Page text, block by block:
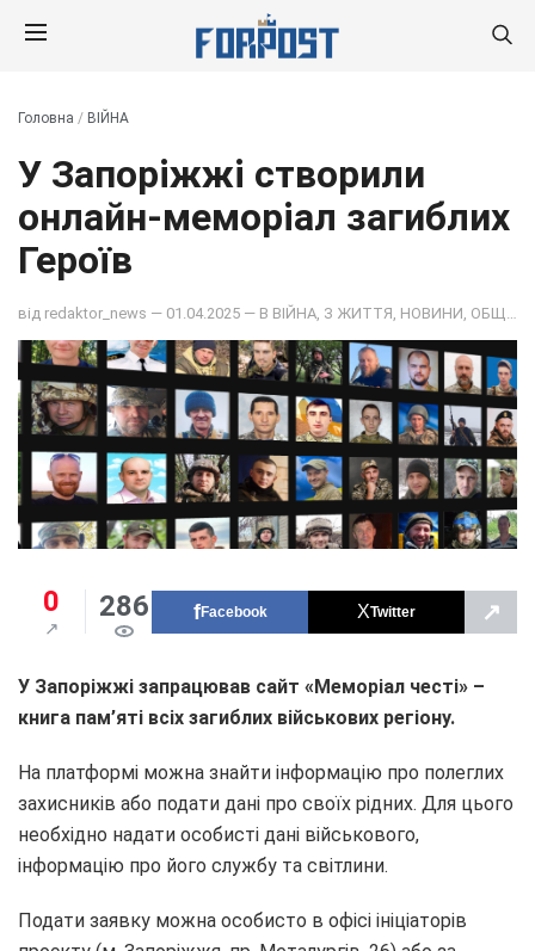
Головна / ВІЙНА
У Запоріжжі створили
онлайн-меморіал загиблих
Героїв
від redaktor_news — 01.04.2025 — В ВІЙНА З ЖИТТЯ НОВИНИ ОБЩЕСТВО
0 286 Facebook Twitter ↗
У Запоріжжі запрацював сайт «Меморіал честі» –
книга пам’яті всіх загиблих військових регіону.
На платформі можна знайти інформацію про полеглих
захисників або подати дані про своїх рідних. Для цього
необхідно надати особисті дані військового,
інформацію про його службу та світлини.
Подати заявку можна особисто в офісі ініціаторів